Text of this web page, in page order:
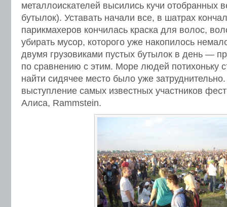
металлоискателей высились кучи отобранных
бутылок). Уставать начали все, в шатрах
парикмахеров кончилась краска для волос,
убирать мусор, которого уже накопилось
двумя грузовиками пустых бутылок в день —
по сравнению с этим. Море людей потихоньку
найти сидячее место было уже
выступление самых известных участников
Алиса, Rammstein.